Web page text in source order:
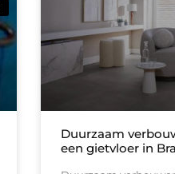
Duurzaam
een gietvloer in